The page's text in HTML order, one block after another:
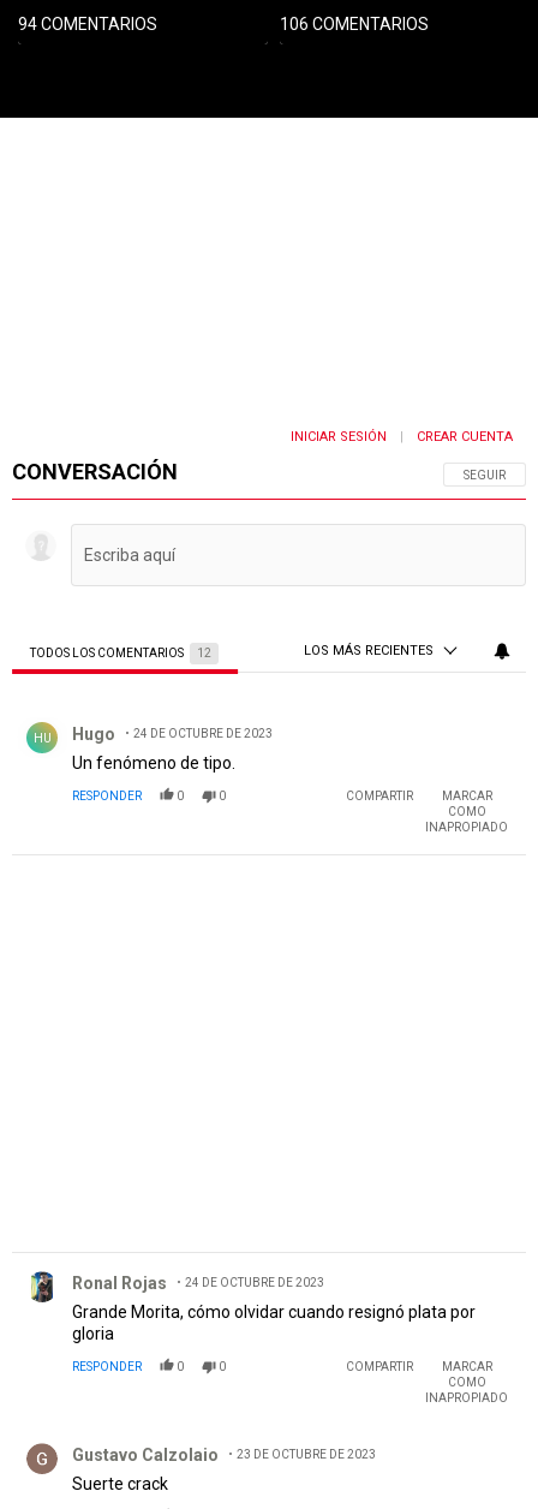
94 COMENTARIOS 106 COMENTARIOS
CONVERSACIÓN SIGA ESTA
SEGUIR
INICIAR SESIÓN CREAR CUENTA
TODOS LOS COMENTARIOS 12 LOS MÁS RECIENTES
HU Hugo 24 DE OCTUBRE DE 2023
Un fenómeno de tipo.
RESPONDER 0 0 COMPARTIR
MARCAR
COMO
INAPROPIADO
Ronal Rojas 24 DE OCTUBRE DE 2023
Grande Morita, cómo olvidar cuando resignó plata por
gloria
RESPONDER 0 0 COMPARTIR
MARCAR
COMO
INAPROPIADO
Gustavo Calzolaio 23 DE OCTUBRE DE 2023
Suerte crack